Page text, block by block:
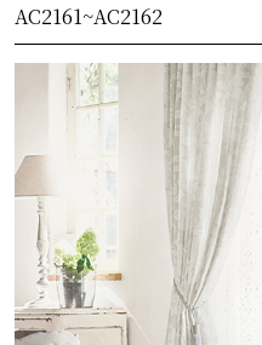
AC2161~AC2162